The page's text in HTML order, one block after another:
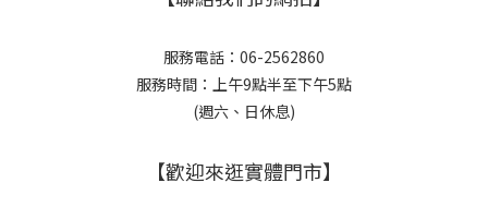
服務電話：06-2562860
服務時間：上午9點半至下午5點
(週六、日休息)
【歡迎來逛實體門市】